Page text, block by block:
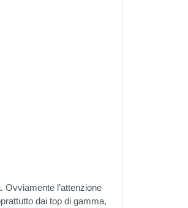
Ovviamente l’attenzione
dai top di gamma,